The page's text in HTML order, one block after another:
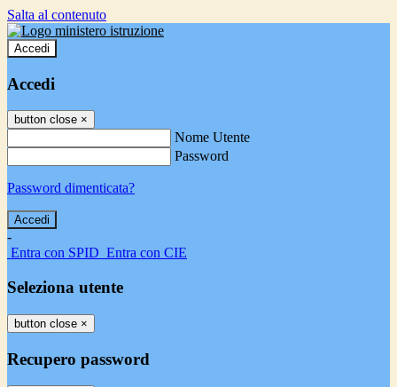
Salta al contenuto
Accedi
Accedi
button close ×
Nome Utente
Password
Password dimenticata?
-
Entra con SPID Entra con CIE
Seleziona utente
button close ×
Recupero password